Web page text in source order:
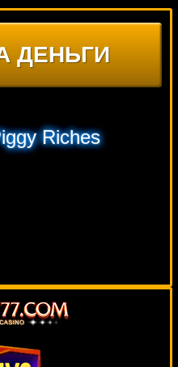
ДЕНЬГИ
Riches